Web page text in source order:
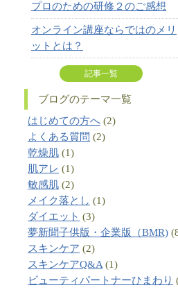
プロのための研修２のご感想
オンライン講座ならではのメリ
ットとは？
記事一覧
ブログのテーマ一覧
はじめての方へ (2)
よくある質問 (2)
乾燥肌 (1)
肌アレ (1)
敏感肌 (2)
メイク落とし (1)
ダイエット (3)
夢新聞子供版・企業版（BMR)
スキンケア (2)
スキンケアQ&A (1)
ビューティパートナーひまわり